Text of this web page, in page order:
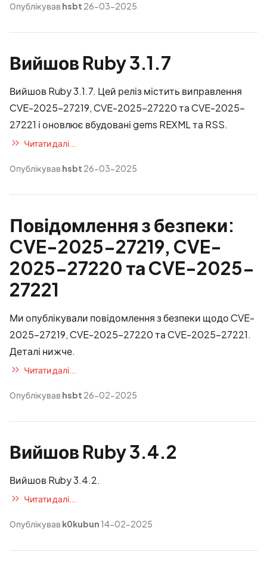
Опублікував hsbt 26-03-2025
Вийшов Ruby 3.1.7
Вийшов Ruby 3.1.7. Цей реліз містить виправлення
CVE-2025-27219, CVE-2025-27220 та CVE-2025-
27221 і оновлює вбудовані gems REXML та RSS.
Читати далі...
Опублікував hsbt 26-03-2025
Повідомлення з безпеки:
CVE-2025-27219, CVE-
2025-27220 та CVE-2025-
27221
Ми опублікували повідомлення з безпеки щодо CVE-
2025-27219, CVE-2025-27220 та CVE-2025-27221.
Деталі нижче.
Читати далі...
Опублікував hsbt 26-02-2025
Вийшов Ruby 3.4.2
Вийшов Ruby 3.4.2.
Читати далі...
Опублікував k0kubun 14-02-2025